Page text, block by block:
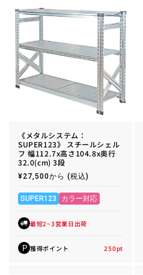
《メタルシステム：
SUPER123》 スチールシェル
フ 幅112.7x高さ104.8x奥行
32.0(cm) 3段
通
価
格
¥27,500から (税込)
SUPER123 カラー対応
最短2~3営業日出荷
P 獲得ポイント 250pt